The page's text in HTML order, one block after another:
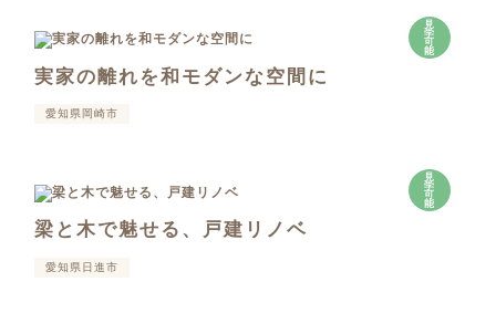
見
学
可
能
実家の離れを和モダンな空間に
愛知県岡崎市
見
学
可
能
梁と木で魅せる、戸建リノベ
愛知県日進市